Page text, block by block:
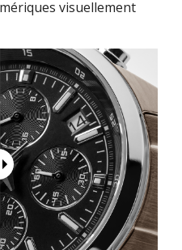
visuellement